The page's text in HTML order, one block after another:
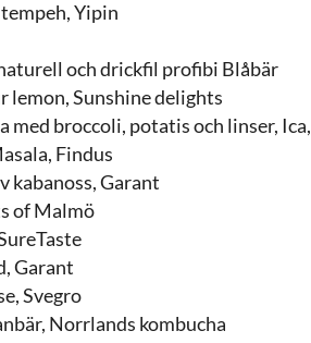
Yipin
och drickfil profibi Blåbär
lemon, Sunshine delights
med broccoli, ­potatis och linser, Ica,
Findus
­kabanoss, Garant
of Malmö
Garant
Svegro
Norrlands kombucha